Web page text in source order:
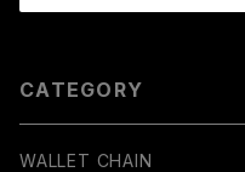
CATEGORY
WALLET CHAIN